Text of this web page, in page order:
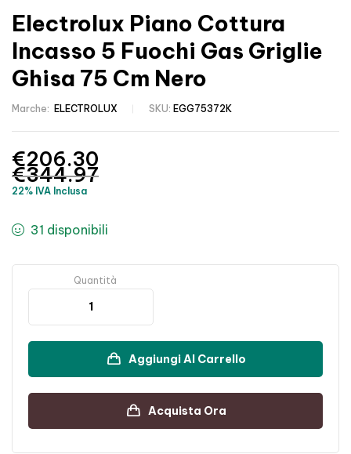
Electrolux Piano Cottura
Incasso 5 Fuochi Gas Griglie
Ghisa 75 Cm Nero
Marche: ELECTROLUX SKU: EGG75372K
€344.97
€206.30
22% IVA Inclusa
31 disponibili
Quantità
Aggiungi Al Carrello
Acquista Ora